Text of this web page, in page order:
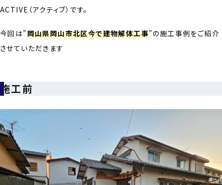
ACTIVE（アクティブ）です。
今回は”岡山県岡山市北区今で建物解体工事”の施工事例をご紹介
させていただきます
施工前